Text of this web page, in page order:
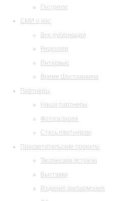
Гастроли
СМИ о нас
Все публикации
Рецензии
Интервью
Время Шостаковича
Партнеры
Наши партнеры
Фотогалерея
Стать партнером
Просветительские проекты
Творческие встречи
Выставки
Издания филармонии